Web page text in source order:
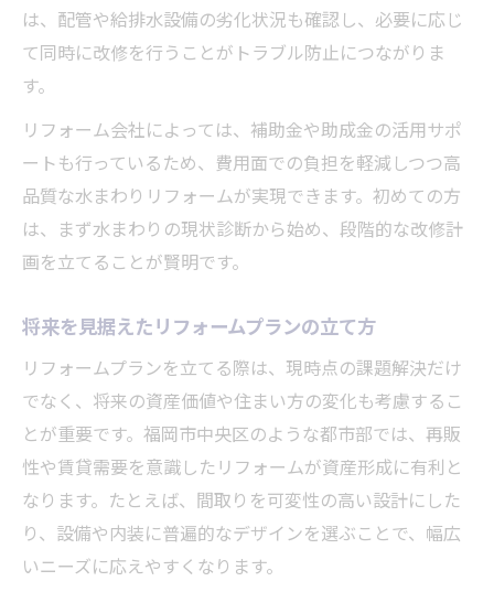
は、配管や給排水設備の劣化状況も確認し、必要に応じ
て同時に改修を行うことがトラブル防止につながりま
す。
リフォーム会社によっては、補助金や助成金の活用サポ
ートも行っているため、費用面での負担を軽減しつつ高
品質な水まわりリフォームが実現できます。初めての方
は、まず水まわりの現状診断から始め、段階的な改修計
画を立てることが賢明です。
将来を見据えたリフォームプランの立て方
リフォームプランを立てる際は、現時点の課題解決だけ
でなく、将来の資産価値や住まい方の変化も考慮するこ
とが重要です。福岡市中央区のような都市部では、再販
性や賃貸需要を意識したリフォームが資産形成に有利と
なります。たとえば、間取りを可変性の高い設計にした
り、設備や内装に普遍的なデザインを選ぶことで、幅広
いニーズに応えやすくなります。